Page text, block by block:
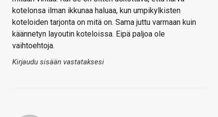
kotelonsa ilman ikkunaa haluaa, kun umpikylkisten
koteloiden tarjonta on mitä on. Sama juttu varmaan kuin
käännetyn layoutin koteloissa. Eipä paljoa ole
vaihtoehtoja.
Kirjaudu sisään vastataksesi